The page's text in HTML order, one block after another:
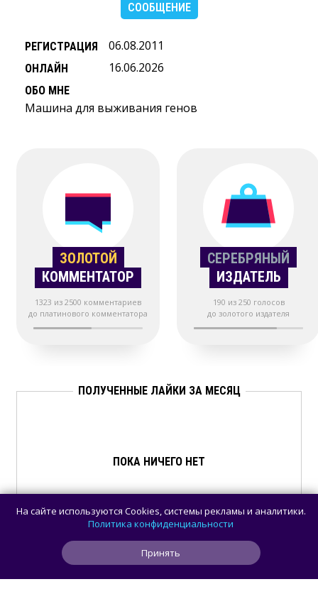
СООБЩЕНИЕ
РЕГИСТРАЦИЯ 06.08.2011
ОНЛАЙН 16.06.2026
ОБО МНЕ
Машина для выживания генов
ЗОЛОТОЙ
КОММЕНТАТОР
1323 из 2500 комментариев
до платинового комментатора
СЕРЕБРЯНЫЙ
ИЗДАТЕЛЬ
190 из 250 голосов
до золотого издателя
ПОЛУЧЕННЫЕ ЛАЙКИ ЗА МЕСЯЦ
ПОКА НИЧЕГО НЕТ
На сайте используются Cookies, системы рекламы и аналитики.
Политика конфиденциальности
Принять